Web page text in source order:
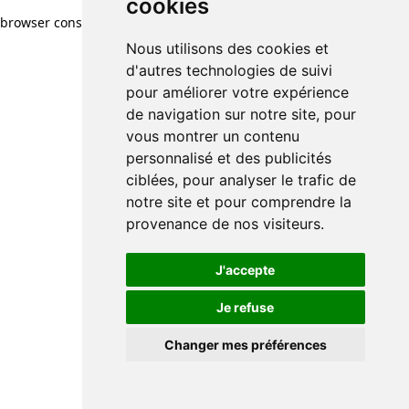
cookies
Nous utilisons des cookies et
d'autres technologies de suivi
pour améliorer votre expérience
de navigation sur notre site, pour
vous montrer un contenu
personnalisé et des publicités
ciblées, pour analyser le trafic de
notre site et pour comprendre la
provenance de nos visiteurs.
J'accepte
Je refuse
Changer mes préférences
browser console for more information)